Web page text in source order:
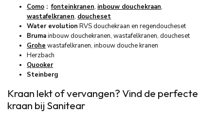
Como : fonteinkranen, inbouw douchekraan,
wastafelkranen, doucheset
Water evolution RVS douchekraan en regendoucheset
Brumainbouw douchekranen, wastafelkranen, doucheset
Grohe wastafelkranen, inbouw douche kranen
Herzbach
Quooker
Steinberg
Kraan lekt of vervangen? Vind de perfecte
kraan bij Sanitear